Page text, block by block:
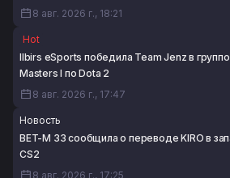
8 авг. 2026 г., 18:21
Hot
Ilbirs eSports победила Team Jenz в
Masters I по Dota 2
8 авг. 2026 г., 17:47
Новость
BET-M 33 сообщила о переводе KIRO в
CS2
8 авг. 2026 г., 17:25